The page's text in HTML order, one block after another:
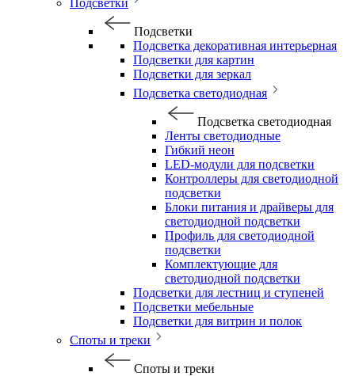
Подсветки
Подсветки
Подсветка декоративная интерьерная
Подсветки для картин
Подсветки для зеркал
Подсветка светодиодная
Подсветка светодиодная
Ленты светодиодные
Гибкий неон
LED-модули для подсветки
Контроллеры для светодиодной
подсветки
Блоки питания и драйверы для
светодиодной подсветки
Профиль для светодиодной
подсветки
Комплектующие для
светодиодной подсветки
Подсветки для лестниц и ступеней
Подсветки мебельные
Подсветки для витрин и полок
Споты и треки
Споты и треки